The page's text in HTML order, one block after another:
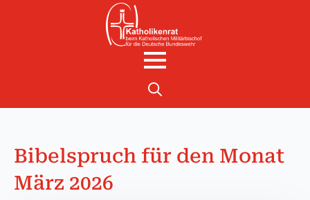
Bibelspruch für den Monat
März 2026